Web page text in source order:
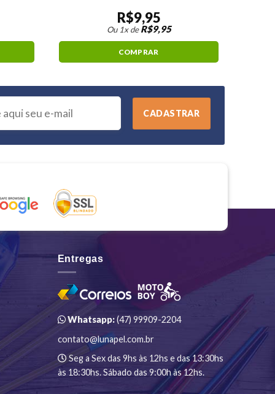
R$9,95
Ou 1x deR$9,95
COMPRAR
Entregas
Whatsapp:(47) 99909-2204
contato@lunapel.com.br
Seg a Sex das 9hs às 12hs e das 13:30hs
às 18:30hs. Sábado das 9:00h às 12hs.